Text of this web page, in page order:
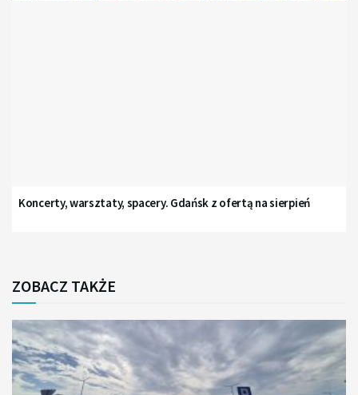
Koncerty, warsztaty, spacery. Gdańsk z ofertą na sierpień
ZOBACZ TAKŻE